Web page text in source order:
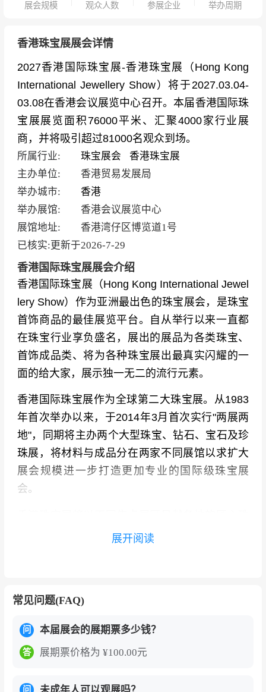
展会规模 观众人数 参展企业 举办周期
香港珠宝展展会详情
2027香港国际珠宝展-香港珠宝展（Hong Kong
International Jewellery Show）将于2027.03.04-
03.08在香港会议展览中心召开。本届香港国际珠
宝展展览面积76000平米、汇聚4000家行业展
商，并将吸引超过81000名观众到场。
所属行业: 珠宝展会
香港珠宝展
主办单位:
香港贸易发展局
举办城市:
香港
举办展馆:
香港会议展览中心
展馆地址:
香港湾仔区博览道1号
已核实:更新于2026-7-29
香港国际珠宝展展会介绍
香港国际珠宝展（Hong Kong International Jewel
lery Show）作为亚洲最出色的珠宝展会，是珠宝
首饰商品的最佳展览平台。自从举行以来一直都
在珠宝行业享负盛名，展出的展品为各类珠宝、
首饰成品类、将为各种珠宝展出最真实闪耀的一
面的给大家，展示独一无二的流行元素。
香港国际珠宝展作为全球第二大珠宝展。从1983
年首次举办以来，于2014年3月首次实行"两展两
地"，同期将主办两个大型珠宝、钻石、宝石及珍
珠展，将材料与成品分在两家不同展馆以求扩大
展会规模进一步打造更加专业的国际级珠宝展
会。
宝，包括“珠宝精粹廊”、“品牌精粹廊”，以及“珠宝
系列，镶有摄人的钻石、宝石、翡翠和珍珠。
“珠宝设计精选”则展示设计师时尚系列，包括备受
关注的奥地利、中国内地、法国、日本、韩国、
多个国家展馆今年载誉重临珠宝双展。另外，“品
展开阅读
常见问题(FAQ)
问 本届展会的展期票多少钱？
答 展期票价格为 ¥100.00元
问 未成年人可以观展吗？